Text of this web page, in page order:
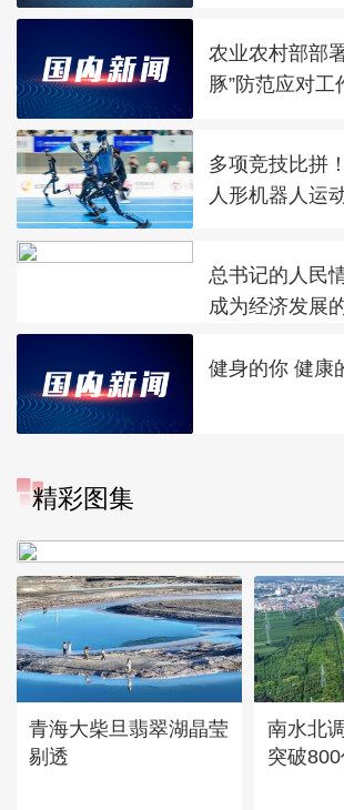
农业农村部部
豚”防范应对工
多项竞技比拼
人形机器人运
总书记的人民
成为经济发展
健身的你 健康
精彩图集
“大地指纹”奏响夏夜文旅乐
青海大柴旦翡翠湖晶莹
剔透
南水北
突破